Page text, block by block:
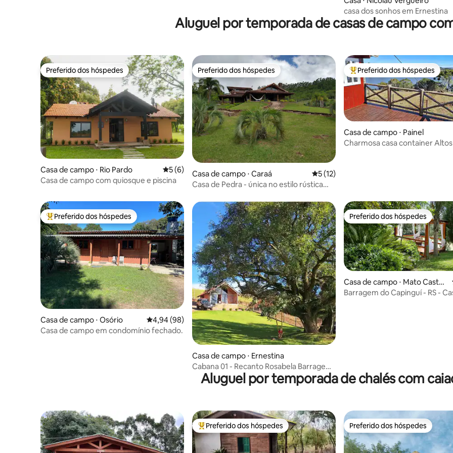
casa dos sonhos em Ernestina
Aluguel por temporada de casas de campo
Preferido dos hóspedes
Preferido dos hóspedes
Casa de campo ⋅ Rio Pardo 5 de uma avaliação média de 5, 6 avaliações
5 (6)
Casa de campo com quiosque e piscina
Preferido dos hóspedes
Preferido dos hóspedes
Casa de campo ⋅ Caraá 5 de uma avaliação média de 5, 12
5 (12)
Casa de Pedra - única no estilo rústica
Entre os melhores preferidos
Preferido dos hóspedes
Casa de campo ⋅ Painel
Charmosa casa container
Entre os melhores preferidos dos hóspedes
Preferido dos hóspedes
Casa de campo ⋅ Osório 4,94 de uma avaliação média de 5, 98 avaliações
4,94 (98)
Casa de campo em condomínio fechado.
Casa de campo ⋅ Ernestina
Cabana 01 - Recanto Rosabela Barragem
de Ernestina
Preferido dos hóspedes
Preferido dos hóspedes
Casa de campo ⋅ Mato Castel
hano
Barragem do Capinguí - RS -
Aluguel por temporada de chalés com
Entre os melhores preferidos dos hóspedes
Preferido dos hóspedes Preferido dos hóspedes
Preferido dos hóspedes